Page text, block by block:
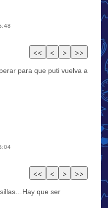
para que puti vuelva a
que ser